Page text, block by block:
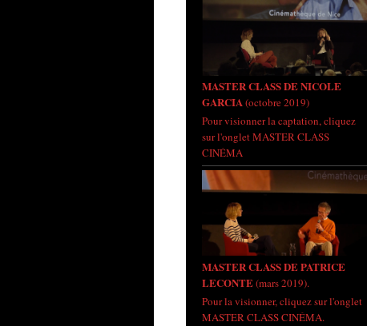
MASTER CLASS DE NICOLE
GARCIA(octobre 2019)
Pour visionner la captation, cliquez
sur l'onglet MASTER CLASS
CINÉMA
MASTER CLASS DE PATRICE
LECONTE(mars 2019).
Pour la visionner, cliquez sur l'onglet
MASTER CLASS CINÉMA.